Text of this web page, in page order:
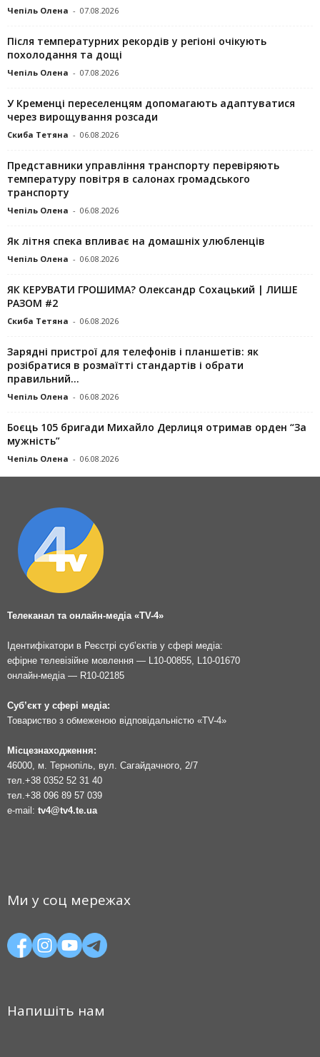
Чепіль Олена - 07.08.2026
Після температурних рекордів у регіоні очікують
похолодання та дощі
Чепіль Олена - 07.08.2026
У Кременці переселенцям допомагають адаптуватися
через вирощування розсади
Скиба Тетяна - 06.08.2026
Представники управління транспорту перевіряють
температуру повітря в салонах громадського
транспорту
Чепіль Олена - 06.08.2026
Як літня спека впливає на домашніх улюбленців
Чепіль Олена - 06.08.2026
ЯК КЕРУВАТИ ГРОШИМА? Олександр Сохацький | ЛИШЕ
РАЗОМ #2
Скиба Тетяна - 06.08.2026
Зарядні пристрої для телефонів і планшетів: як
розібратися в розмаїтті стандартів і обрати
правильний...
Чепіль Олена - 06.08.2026
Боєць 105 бригади Михайло Дерлиця отримав орден “За
мужність”
Чепіль Олена - 06.08.2026
Телеканал та онлайн-медіа «TV-4»
Ідентифікатори в Реєстрі суб’єктів у сфері медіа:
ефірне телевізійне мовлення — L10-00855, L10-01670
онлайн-медіа — R10-02185
Суб’єкт у сфері медіа:
Товариство з обмеженою відповідальністю «TV-4»
Місцезнаходження:
46000, м. Тернопіль, вул. Сагайдачного, 2/7
тел. +38 0352 52 31 40
тел. +38 096 89 57 039
e-mail: tv4@tv4.te.ua
Ми у соц мережах
Напишіть нам